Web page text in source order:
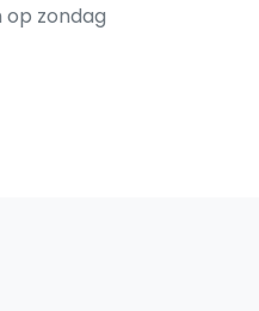
zondag